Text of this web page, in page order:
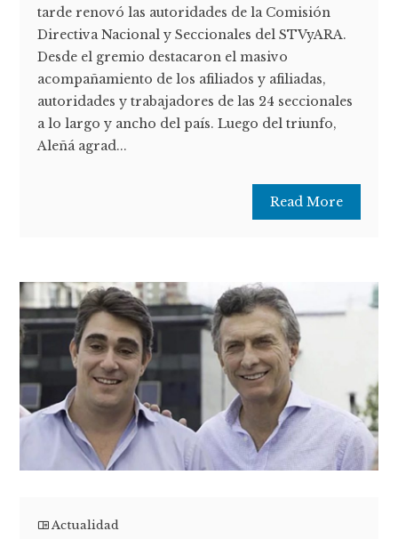
tarde renovó las autoridades de la Comisión
Directiva Nacional y Seccionales del STVyARA.
Desde el gremio destacaron el masivo
acompañamiento de los afiliados y afiliadas,
autoridades y trabajadores de las 24 seccionales
a lo largo y ancho del país. Luego del triunfo,
Aleñá agrad...
Read More
Actualidad